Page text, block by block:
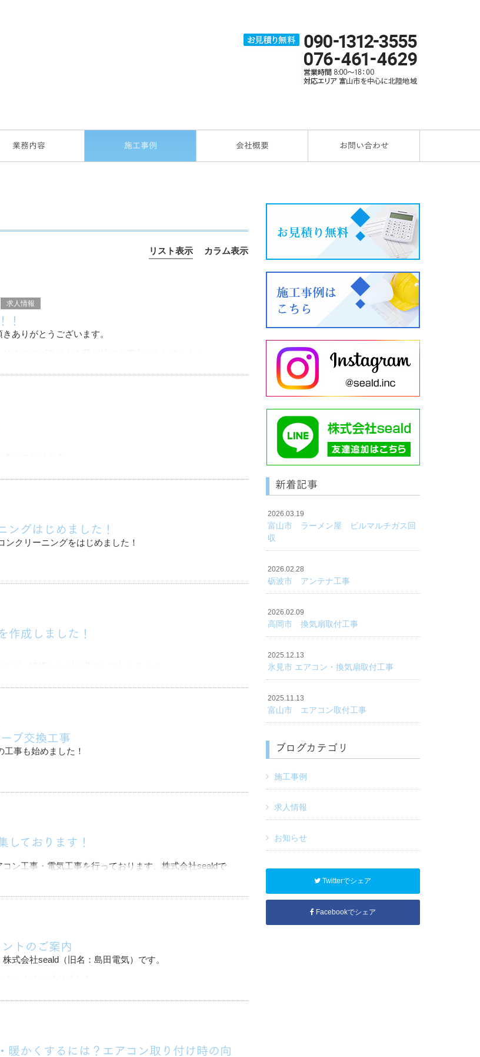
業務内容 施工事例 会社概要 お問い合わせ
リスト表示 カラム表示
求人情報
！
ありがとうございます。
いでの導入ですが、将来的にはもっと大きな物を導入し
新しく取り付けた
思います！
ングはじめました！
ンクリーニングをはじめました！
クリーニングをしないとカビによる臭いや健康被害、冷
作成しました！
な広告動画を作成しましたので
く思います!(^^)!
ブ交換工事
事も始めました！
ストーブ交換のご依頼を頂きました！
ありがとうございます！
しております！
ン工事・電気工事を行っております、株式会社sealdで
アコン・ルームエアコンや、電気工事を行っている会社
トのご案内
式会社seald（旧名：島田電気）です。
と、工事についての連絡や打合わせ、ご依頼などがスピー
暖かくするには？エアコン取り付け時の向
新着記事
2026.03.19
富山市 ラーメン屋 ビルマルチガス回
収
2026.02.28
砺波市 アンテナ工事
2026.02.09
高岡市 換気扇取付工事
2025.12.13
氷見市 エアコン・換気扇取付工事
2025.11.13
富山市 エアコン取付工事
ブログカテゴリ
施工事例
求人情報
お知らせ
Twitterでシェア
Facebookでシェア